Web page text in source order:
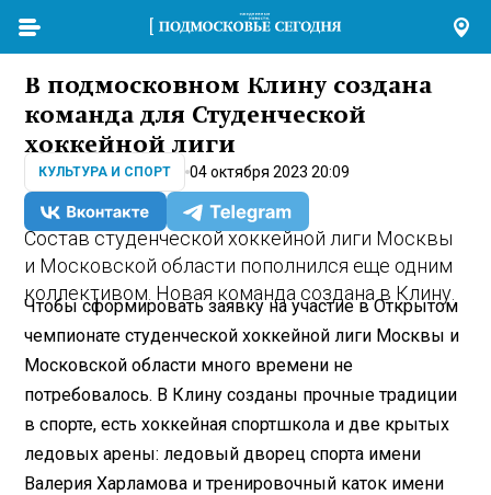
В подмосковном Клину создана
команда для Студенческой
хоккейной лиги
КУЛЬТУРА И СПОРТ 04 октября 2023 20:09
Состав студенческой хоккейной лиги Москвы
и Московской области пополнился еще одним
коллективом. Новая команда создана в Клину.
Чтобы сформировать заявку на участие в Открытом
чемпионате студенческой хоккейной лиги Москвы и
Московской области много времени не
потребовалось. В Клину созданы прочные традиции
в спорте, есть хоккейная спортшкола и две крытых
ледовых арены: ледовый дворец спорта имени
Валерия Харламова и тренировочный каток имени